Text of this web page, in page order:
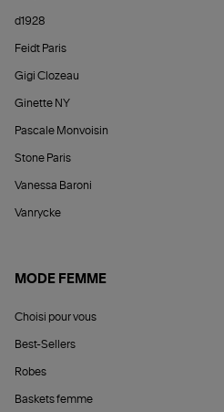
d1928
Feidt Paris
Gigi Clozeau
Ginette NY
Pascale Monvoisin
Stone Paris
Vanessa Baroni
Vanrycke
MODE FEMME
Choisi pour vous
Best-Sellers
Robes
Baskets femme